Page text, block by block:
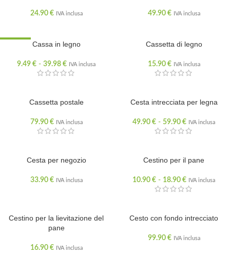
24.90 € IVA inclusa 49.90 € IVA inclusa
Cassa in legno
9.49 € - 39.98 € IVA inclusa
Cassetta di legno
15.90 € IVA inclusa
Cassetta postale
79.90 € IVA inclusa
Cesta intrecciata per legna
49.90 € - 59.90 € IVA inclusa
Cesta per negozio
33.90 € IVA inclusa
Cestino per il pane
10.90 € - 18.90 € IVA inclusa
ESAURITO
Cestino per la lievitazione del
pane
16.90 € IVA inclusa
ESAURITO
Cesto con fondo intrecciato
99.90 € IVA inclusa